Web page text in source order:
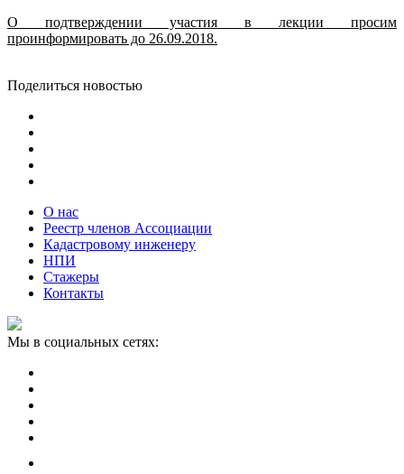
О подтверждении участия в лекции просим
проинформировать до 26.09.2018.
Поделиться новостью
О нас
Реестр членов Ассоциации
Кадастровому инженеру
НПИ
Стажеры
Контакты
Мы в социальных сетях: